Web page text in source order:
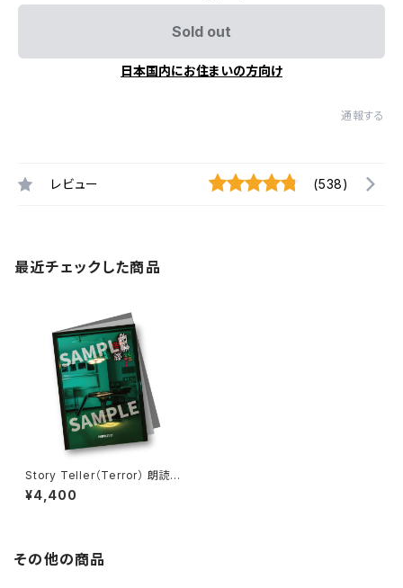
Sold out
日本国内にお住まいの方向け
通報する
レビュー (538)
最近チェックした商品
Story Teller（Terror） 朗読・
怪談 心霊スポット パンフレット
¥4,400
その他の商品